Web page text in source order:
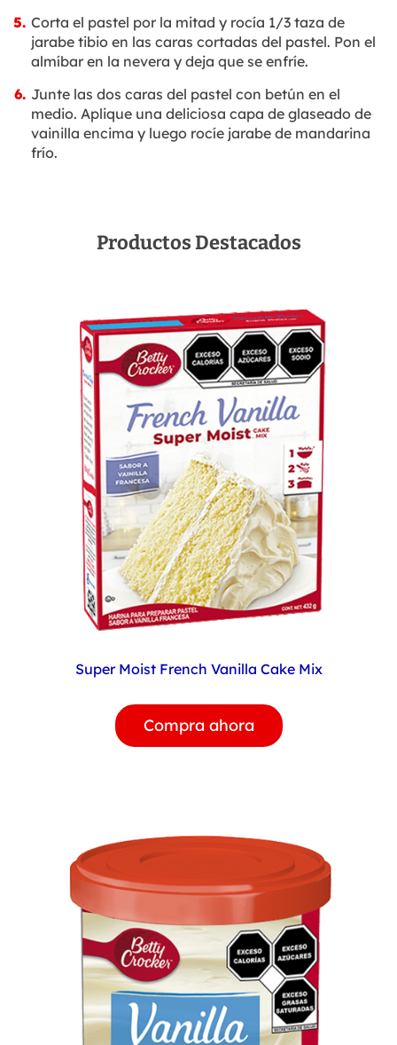
Corta el pastel por la mitad y rocía 1/3 taza de
jarabe tibio en las caras cortadas del pastel. Pon el
almíbar en la nevera y deja que se enfríe.
Junte las dos caras del pastel con betún en el
medio. Aplique una deliciosa capa de glaseado de
vainilla encima y luego rocíe jarabe de mandarina
frío.
Productos Destacados
Super Moist French Vanilla Cake Mix
Compra ahora